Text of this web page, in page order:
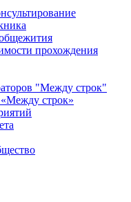
прохождения
"Между строк"
строк»